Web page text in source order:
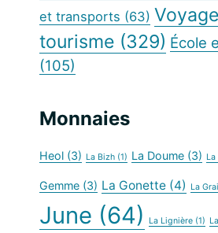
et transports (63)
tourisme (329) École
(105)
Monnaies
Heol (3) La Bizh (1) La Doume (3) La
Gemme (3) La Gonette (4) La
June (64) La Lignière (1)